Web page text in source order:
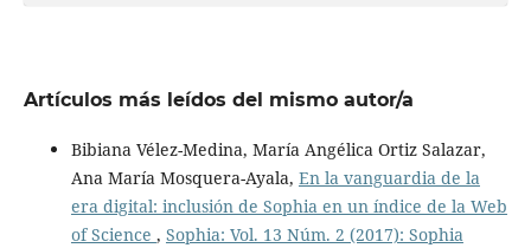
Artículos más leídos del mismo autor/a
Bibiana Vélez-Medina, María Angélica Ortiz Salazar,
Ana María Mosquera-Ayala, En la vanguardia de la
era digital: inclusión de Sophia en un índice de la Web
of Science , Sophia: Vol. 13 Núm. 2 (2017): Sophia